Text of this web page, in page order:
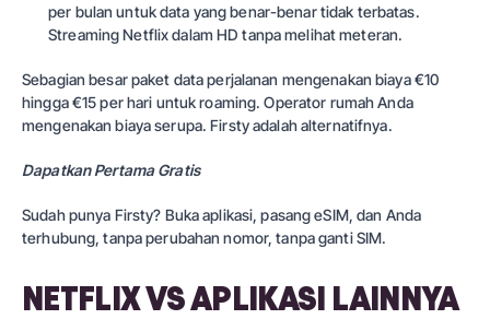
per bulan untuk data yang benar-benar tidak terbatas.
Streaming Netflix dalam HD tanpa melihat meteran.
Sebagian besar paket data perjalanan mengenakan biaya €10
hingga €15 per hari untuk roaming. Operator rumah Anda
mengenakan biaya serupa. Firsty adalah alternatifnya.
Dapatkan Pertama Gratis
Sudah punya Firsty? Buka aplikasi, pasang eSIM, dan Anda
terhubung, tanpa perubahan nomor, tanpa ganti SIM.
NETFLIX VS APLIKASI LAINNYA